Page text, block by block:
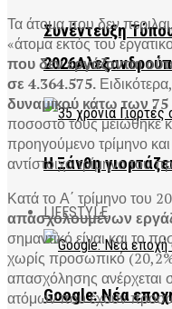
Συνέντευξη
Η Ξάνθη
LIFESTYLE
Google: Νέα
Τα άτομα που δεν
«άτομα εκτός του
που δεν εργάζονται
σε 4.364.575.
δυναμικού κάτω των
ποσοστό τους μειώθηκε
προηγούμενο τρίμηνο
αντίστοιχο τρίμηνο του
Κατά το Α΄ τρίμηνο του
απασχολουμένων
σημαντικό είναι και το
χωρίς προσωπικό
απασχόλησης
ατόμων που έχουν